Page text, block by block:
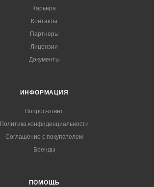
Карьера
Контакты
Партнеры
Лицензии
Документы
ИНФОРМАЦИЯ
Вопрос-ответ
Политика конфиденциальности
Соглашение с покупателем
Бренды
ПОМОЩЬ